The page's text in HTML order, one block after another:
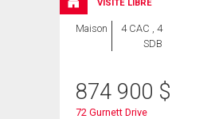
VISITE LIBRE
Maison
4 CAC , 4
SDB
874 900 $
72 Gurnett Drive